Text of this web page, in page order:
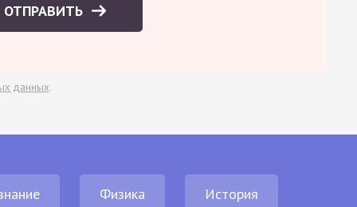
ОТПРАВИТЬ
данных.
Физика История